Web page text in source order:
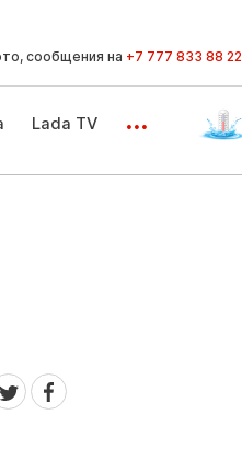
сообщения на +7 777 833 88 22
Lada TV ...